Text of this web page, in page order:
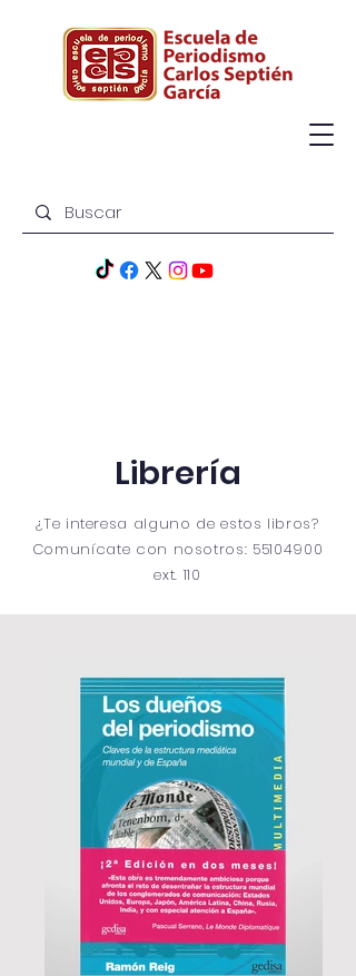
Librería
¿Te interesa alguno de estos libros?
Comunícate con nosotros: 55104900
ext. 110